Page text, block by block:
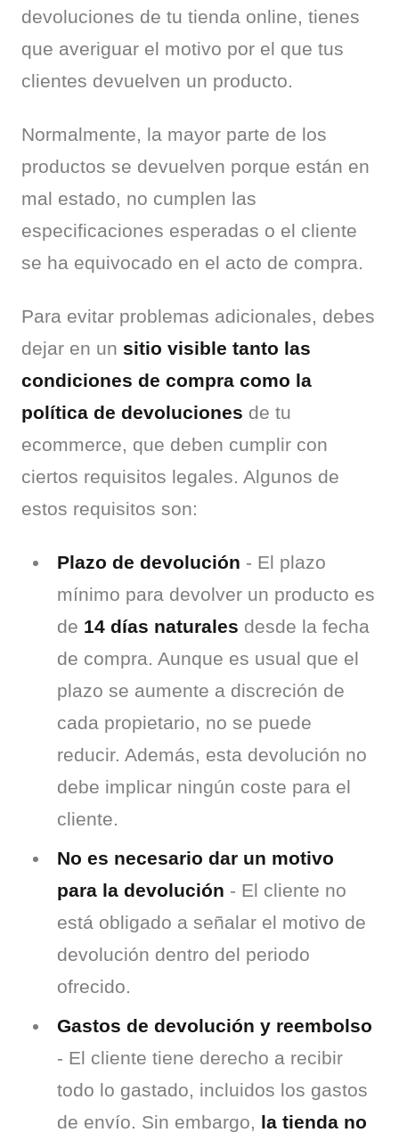
devoluciones de tu tienda online, tienes
que averiguar el motivo por el que tus
clientes devuelven un producto.
Normalmente, la mayor parte de los
productos se devuelven porque están en
mal estado, no cumplen las
especificaciones esperadas o el cliente
se ha equivocado en el acto de compra.
Para evitar problemas adicionales, debes
dejar en un sitio visible tanto las
condiciones de compra como la
política de devoluciones de tu
ecommerce, que deben cumplir con
ciertos requisitos legales. Algunos de
estos requisitos son:
Plazo de devolución - El plazo
mínimo para devolver un producto es
de 14 días naturales desde la fecha
de compra. Aunque es usual que el
plazo se aumente a discreción de
cada propietario, no se puede
reducir. Además, esta devolución no
debe implicar ningún coste para el
cliente.
No es necesario dar un motivo
para la devolución - El cliente no
está obligado a señalar el motivo de
devolución dentro del periodo
ofrecido.
Gastos de devolución y reembolso
- El cliente tiene derecho a recibir
todo lo gastado, incluidos los gastos
de envío. Sin embargo, la tienda no